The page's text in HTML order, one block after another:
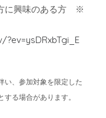
に興味のある方 ※
い、参加対象を限定した
る場合があります。